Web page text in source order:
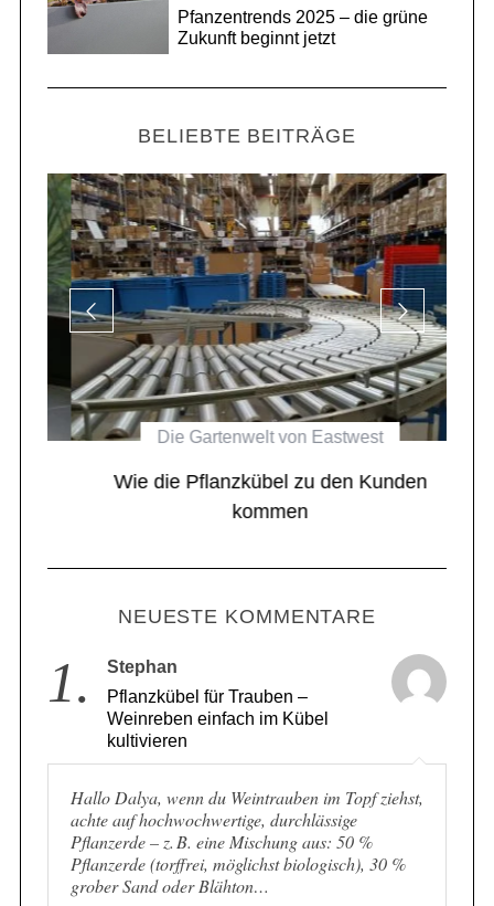
Pfanzentrends 2025 – die grüne
Zukunft beginnt jetzt
BELIEBTE BEITRÄGE
Die Gartenwelt von Eastwest
Wie die Pflanzkübel zu den Kunden
kommen
NEUESTE KOMMENTARE
1.
Stephan
Pflanzkübel für Trauben –
Weinreben einfach im Kübel
kultivieren
Hallo Dalya, wenn du Weintrauben im Topf ziehst,
achte auf hochwochwertige, durchlässige
Pflanzerde – z. B. eine Mischung aus: 50 %
Pflanzerde (torffrei, möglichst biologisch), 30 %
grober Sand oder Blähton…